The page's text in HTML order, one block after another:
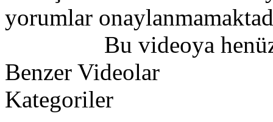
yorumlar
Bu videoya
Benzer Videolar
Kategoriler